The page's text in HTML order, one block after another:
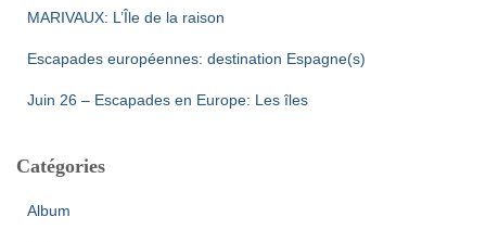
MARIVAUX: L’Île de la raison
Escapades européennes: destination Espagne(s)
Juin 26 – Escapades en Europe: Les îles
Catégories
Album